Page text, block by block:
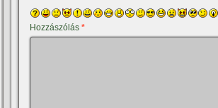
Hozzászólás*